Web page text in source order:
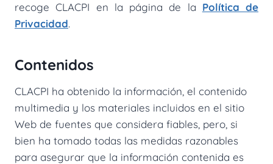
recoge CLACPI en la página de la Política de
Privacidad.
Contenidos
CLACPI ha obtenido la información, el contenido
multimedia y los materiales incluidos en el sitio
Web de fuentes que considera fiables, pero, si
bien ha tomado todas las medidas razonables
para asegurar que la información contenida es